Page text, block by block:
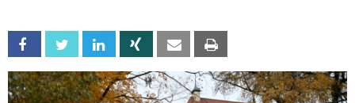
Facebook Twitter Linkedin Xing Email